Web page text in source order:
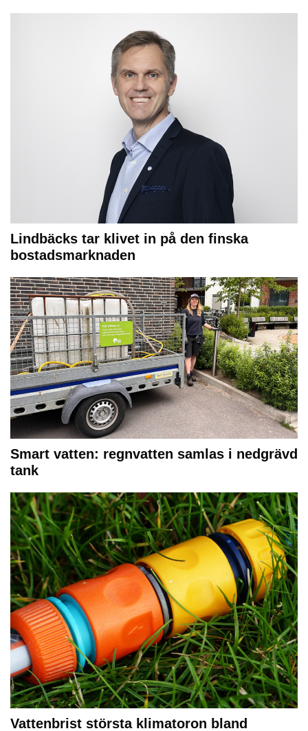
Lindbäcks tar klivet in på den finska
bostadsmarknaden
Smart vatten: regnvatten samlas i nedgrävd
tank
Vattenbrist största klimatoron bland